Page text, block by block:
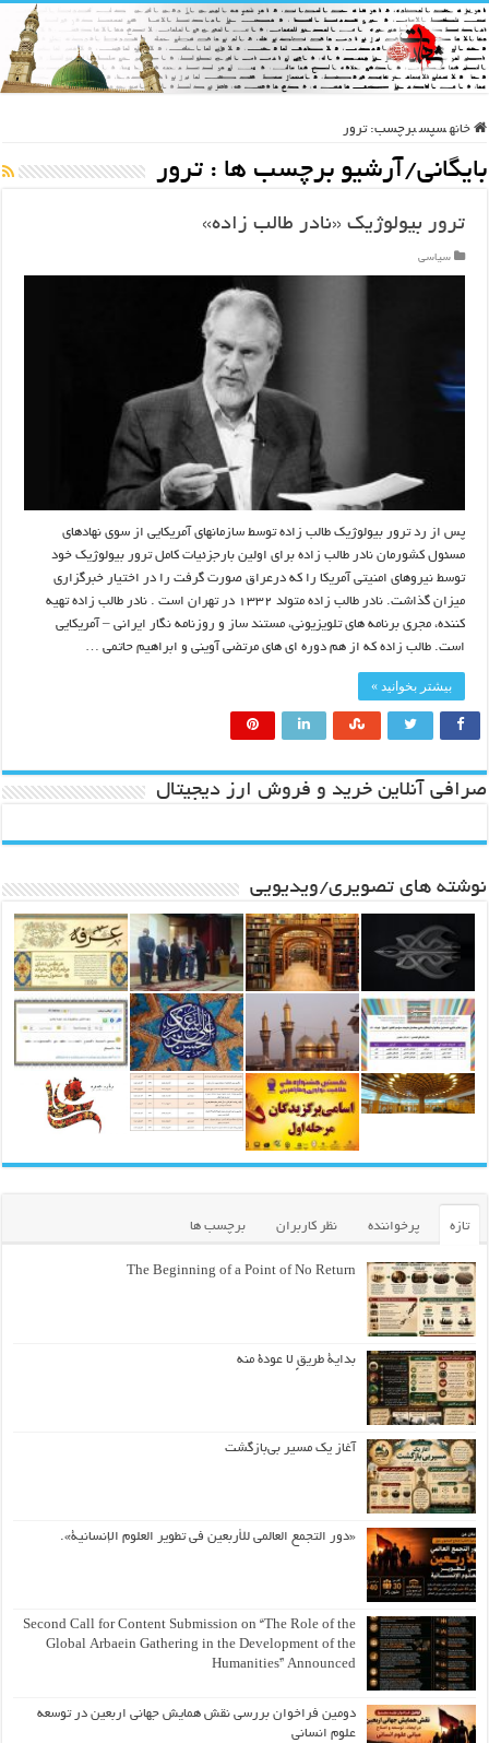
خانه سپس برچسب:ترور
بایگانی/آرشیو برچسب ها : ترور
ترور بیولوژیک «نادر طالب زاده»
سیاسی
پس از رد ترور بیولوژیک طالب زاده توسط سازمانهای آمریکایی از سوی نهادهای
مسئول کشورمان نادر طالب زاده برای اولین بارجزئیات کامل ترور بیولوژیک خود
توسط نیروهای امنیتی آمریکا را که درعراق صورت گرفت را در اختیار خبرگزاری
میزان گذاشت. نادر طالب زاده متولد ۱۳۳۲ در تهران است . نادر طالب زاده تهیه
کننده، مجری برنامه های تلویزیونی، مستند ساز و روزنامه نگار ایرانی – آمریکایی
است. طالب زاده که از هم دوره ای های مرتضی آوینی و ابراهیم حاتمی …
بیشتر بخوانید »
صرافی آنلاین خرید و فروش ارز دیجیتال
نوشته های تصویری/ویدیویی
تازه پرخواننده نظر کاربران برچسب ها
The Beginning of a Point of No Return
بداية طريقٍ لا عودة منه
آغاز یک مسیر بی‌بازگشت
«دور التجمع العالمي للأربعين في تطوير العلوم الإنسانية».
Second Call for Content Submission on “The Role of the
Global Arbaein Gathering in the Development of the
Humanities” Announced
دومین فراخوان بررسی نقش همایش جهانی اربعین در توسعه
علوم انسانی